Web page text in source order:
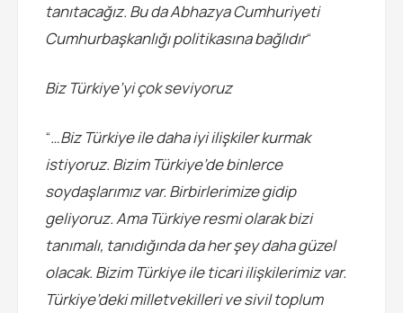
tanıtacağız. Bu da Abhazya Cumhuriyeti
Cumhurbaşkanlığı politikasına bağlıdır“
Biz Türkiye’yi çok seviyoruz
“…Biz Türkiye ile daha iyi ilişkiler kurmak
istiyoruz. Bizim Türkiye’de binlerce
soydaşlarımız var. Birbirlerimize gidip
geliyoruz. Ama Türkiye resmi olarak bizi
tanımalı, tanıdığında da her şey daha güzel
olacak. Bizim Türkiye ile ticari ilişkilerimiz var.
Türkiye’deki milletvekilleri ve sivil toplum